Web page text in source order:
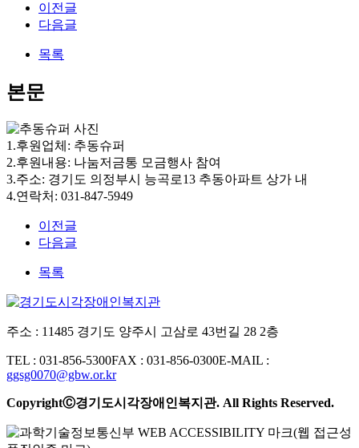
이전글
다음글
목록
본문
1.후원업체: 추동슈퍼
2.후원내용: 나눔저금통 모금행사 참여
3.주소: 경기도 의정부시 능곡로13 추동아파트 상가 내
4.연락처: 031-847-5949
이전글
다음글
목록
주소 : 11485 경기도 양주시 고삼로 43번길 28 2층
TEL : 031-856-5300FAX : 031-856-0300E-MAIL :
ggsg0070@gbw.or.kr
CopyrightⒸ경기도시각장애인복지관. All Rights Reserved.